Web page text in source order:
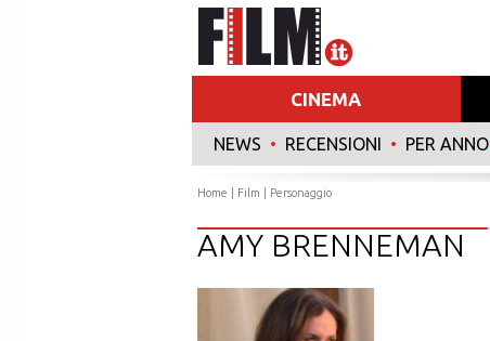
CINEMA
NEWS • RECENSIONI • PER ANNO
Home Film | Personaggio
AMY BRENNEMAN